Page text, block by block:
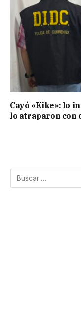
Cayó «Kike»: lo
lo atraparon con